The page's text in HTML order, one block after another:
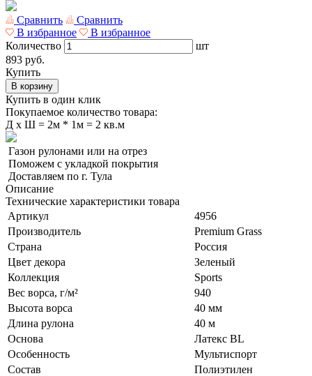
Сравнить
Сравнить
В избранное
В избранное
Количество
шт
893 руб.
Купить
В корзину
Купить в один клик
Покупаемое количество товара:
Д x Ш = 2м * 1м = 2 кв.м
Газон рулонами или на отрез
Поможем с укладкой покрытия
Доставляем по г. Тула
Описание
Технические характеристики товара
Артикул
4956
Производитель
Premium Grass
Страна
Россия
Цвет декора
Зеленый
Коллекция
Sports
Вес ворса, г/м²
940
Высота ворса
40 мм
Длина рулона
40 м
Основа
Латекс BL
Особенность
Мультиспорт
Состав
Полиэтилен